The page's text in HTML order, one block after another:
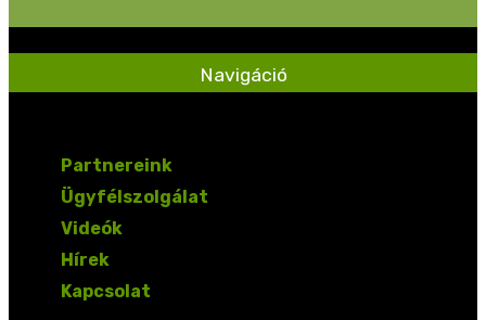
Navigáció
Partnereink
Ügyfélszolgálat
Videók
Hírek
Kapcsolat